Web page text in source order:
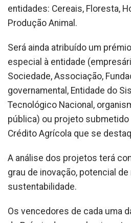
entidades: Cereais, Floresta,
Produção Animal.
Será ainda atribuído um
especial à entidade
Sociedade, Associação,
governamental, Entidade do
Tecnológico Nacional,
pública) ou projeto
Crédito Agrícola que se
A análise dos projetos terá
grau de inovação, potencial
sustentabilidade.
Os vencedores de cada uma